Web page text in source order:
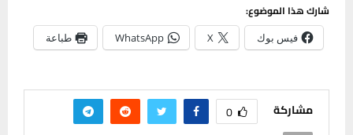
شارك هذا الموضوع:
فيس بوك X
WhatsApp طباعة
مشاركة 0